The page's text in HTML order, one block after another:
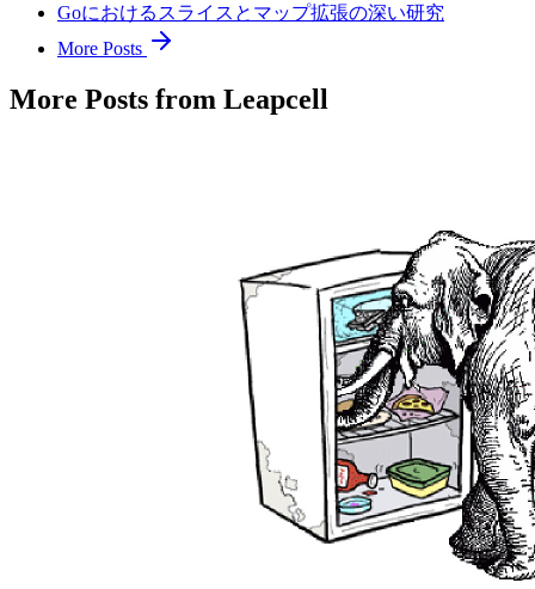
Goにおけるスライスとマップ拡張の深い研究
More Posts
More Posts from Leapcell